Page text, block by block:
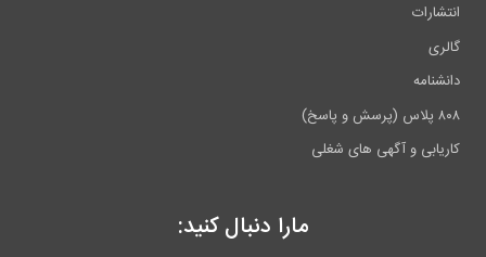
انتشارات
گالری
دانشنامه
۸۰۸ پلاس (پرسش و پاسخ)
کاریابی و آگهی های شغلی
مارا دنبال کنید: